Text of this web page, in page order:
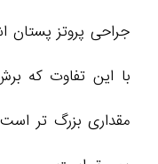
جراحی پروتز پستان
با این تفاوت که
مقداری بزرگ تر